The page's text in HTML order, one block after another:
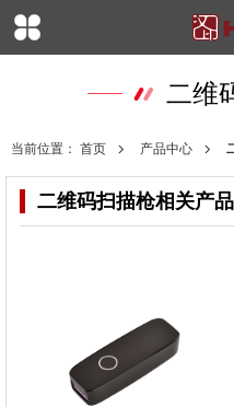
二维
当前位置： 首页 产品中心
二维码扫描枪相关产品